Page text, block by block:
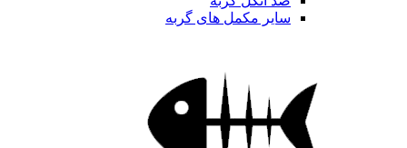
سایر مکمل های گربه